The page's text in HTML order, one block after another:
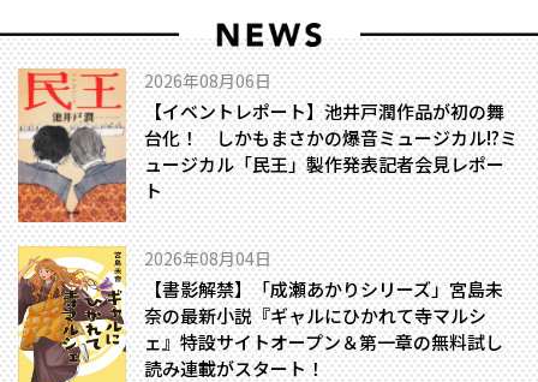
2026年08月06日
【イベントレポート】池井戸潤作品が初の舞
台化！ しかもまさかの爆音ミュージカル!?――ミ
ュージカル「民王」製作発表記者会見レポー
ト
2026年08月04日
【書影解禁】「成瀬あかりシリーズ」宮島未
奈の最新小説『ギャルにひかれて寺マルシ
ェ』特設サイトオープン＆第一章の無料試し
読み連載がスタート！